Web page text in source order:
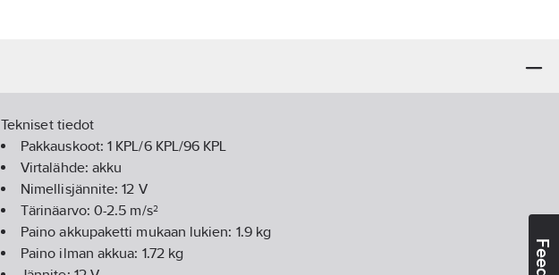
Tekniset tiedot
Pakkauskoot:1 KPL/6 KPL/96 KPL
Virtalähde: akku
Nimellisjännite:12 V
Tärinäarvo: 0-2.5 m/s²
Paino akkupaketti mukaan lukien: 1.9kg
Paino ilman akkua: 1.72kg